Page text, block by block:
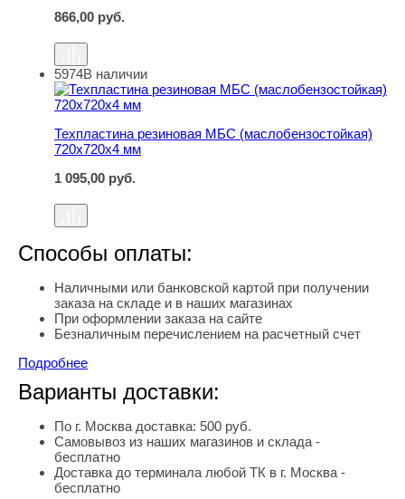
866,00 руб.
Техпластина резиновая МБС (маслобензостойкая)
5974В наличии
Техпластина резиновая МБС (маслобензостойкая)
720х720х4 мм
1 095,00 руб.
Способы оплаты:
Наличными или банковской картой при получении
заказа на складе и в наших магазинах
При оформлении заказа на сайте
Безналичным перечислением на расчетный счет
Подробнее
Варианты доставки:
По г. Москва доставка: 500 руб.
Самовывоз из наших магазинов и склада -
бесплатно
Доставка до терминала любой ТК в г. Москва -
бесплатно